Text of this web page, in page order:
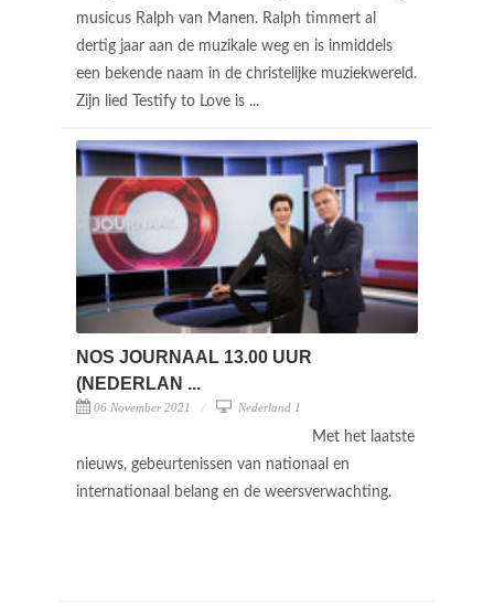
musicus Ralph van Manen. Ralph timmert al
dertig jaar aan de muzikale weg en is inmiddels
een bekende naam in de christelijke muziekwereld.
Zijn lied Testify to Love is ...
NOS JOURNAAL 13.00 UUR
(NEDERLAN ...
06 November 2021 Nederland 1
Met het laatste
nieuws, gebeurtenissen van nationaal en
internationaal belang en de weersverwachting.